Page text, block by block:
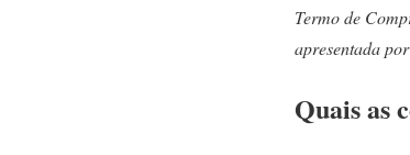
Termo de
apresentada
Quais as